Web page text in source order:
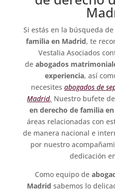
Si estás en la búsqueda de
familia en Madrid, te
Vestalia Asociados
deabogados
experiencia, así
necesites abogados de
Madrid. Nuestro bufete
en derecho de familia
áreas relacionadas con
de manera nacional e
por nuestro
dedicación
Como equipo de
Madrid sabemos lo